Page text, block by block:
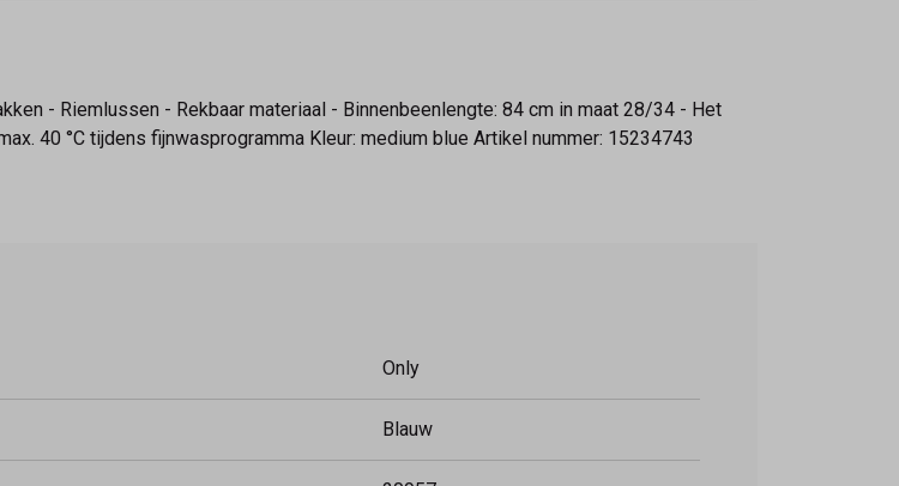
- Riemlussen - Rekbaar materiaal - Binnenbeenlengte: 84 cm in maat 28/34 - Het
40 °C tijdens fijnwasprogramma Kleur: medium blue Artikel nummer: 15234743
Only
Blauw